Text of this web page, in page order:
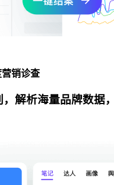
销诊查
解析海量品牌数据